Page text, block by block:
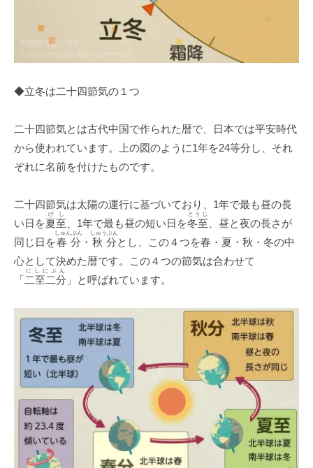
◆立冬は二十四節気の１つ
二十四節気とは古代中国で作られた暦で、日本では平安時代
から使われています。上の図のように1年を24等分し、それ
ぞれに名前を付けたものです。
二十四節気は太陽の運行に基づいており、1年で最も昼の長
い日を夏至
げし
、1年で最も昼の短い日を冬至
とうじ
、昼と夜の長さが
同じ日を春分
しゅんぶん
・ 秋分
しゅうぶん
とし、この４つを春・夏・秋・冬の中
心として決めた暦です。この４つの節気は合わせて
「二至二分
にしにぶん
」と呼ばれています。